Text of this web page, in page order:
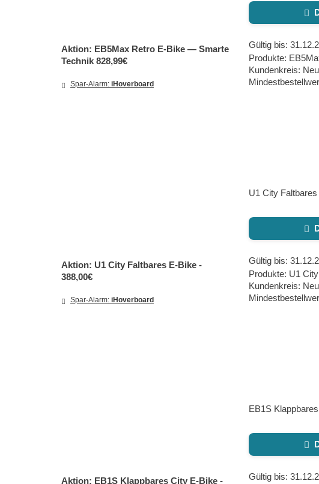
Aktion: EB5Max Retro E‑Bike — Smarte
Technik 828,99€
Spar-Alarm: iHoverboard
Gültig bis:
Produkte:
Kundenkreis:
Aktion: U1 City Faltbares E-Bike -
388,00€
Spar-Alarm: iHoverboard
U1 City
Gültig bis:
Produkte: U1
Kundenkreis:
Aktion: EB1S Klappbares City E-Bike -
EB1S
Gültig bis: